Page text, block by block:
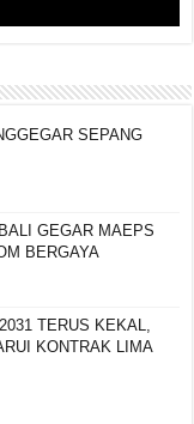
SEPANG
GEGAR MAEPS
BERGAYA
TERUS KEKAL,
KONTRAK LIMA